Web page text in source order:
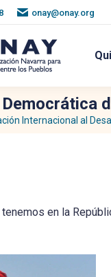
onay@onay.org
Internacional al
tenemos en la